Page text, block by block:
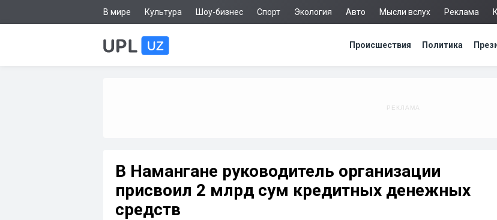
В мире Культура Шоу-бизнес Спорт Экология Авто Мысли вслух Реклама
Происшествия Политика
В Намангане руководитель организации
присвоил 2 млрд сум кредитных денежных
средств